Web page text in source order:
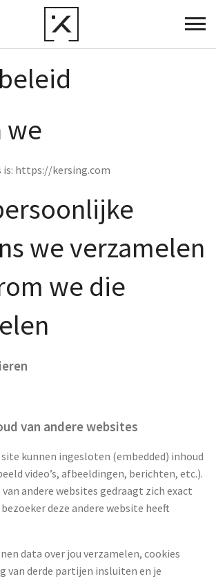
we
is: https://kersing.com
we verzamelen
we die
van andere websites
kunnen ingesloten (embedded) inhoud
video’s, afbeeldingen, berichten, etc.).
andere websites gedraagt zich exact
deze andere website heeft
data over jou verzamelen, cookies
van derde partijen insluiten en je